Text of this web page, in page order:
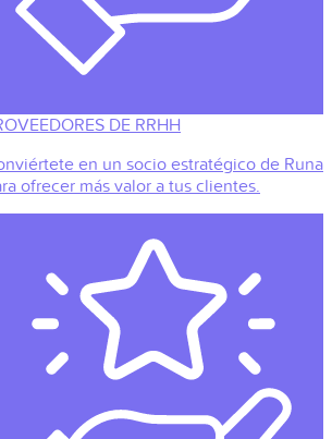
DE RRHH
en un socio estratégico de Runa
ofrecer más valor a tus clientes.